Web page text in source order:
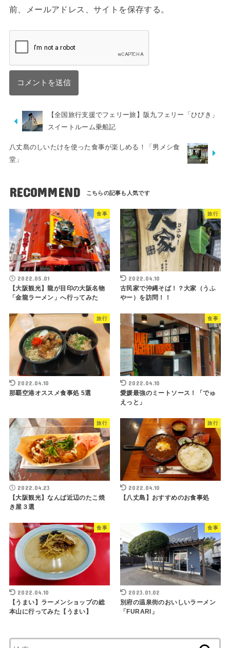
前、メールアドレス、サイトを保存する。
【全国旅行支援でフェリー旅】阪九フェリー「ひびき」
スイートルーム乗船記
八丈島のしいたけを使った食事が楽しめる！「男メシ食
堂」
RECOMMEND
食事
2022.05.01
【大阪観光】龍が目印の大阪名物
「金龍ラーメン」へ行ってみた
旅行
2022.04.10
古民家で沖縄そば！？大家（うふ
やー）を訪問！！
旅行
2022.04.10
那覇空港オススメ食事処 5選
食事
2022.04.10
愛媛最強のミートソース！「でゅ
えっと」
旅行
2022.04.23
【大阪観光】なんば近辺のたこ焼
き屋３選
旅行
2022.04.10
【八丈島】おすすめのお食事処
食事
2022.04.10
【うまい】ラーメンショップの総
本山に行ってみた【うまい】
食事
2023.01.02
別府の温泉街のおいしいラーメン
「FURARI」